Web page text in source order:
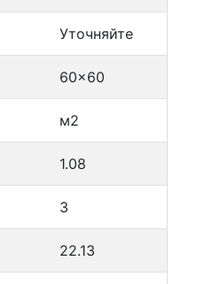
Уточняйте
60x60
м2
1.08
3
22.13